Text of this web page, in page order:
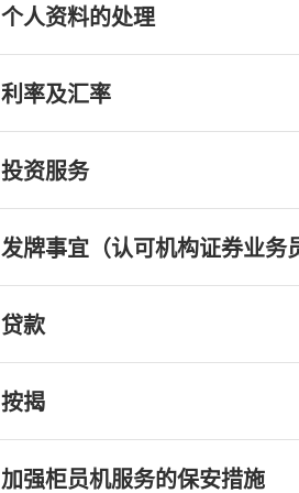
个人资料的处理
利率及汇率
投资服务
发牌事宜（认可机构证券业务
贷款
按揭
加强柜员机服务的保安措施